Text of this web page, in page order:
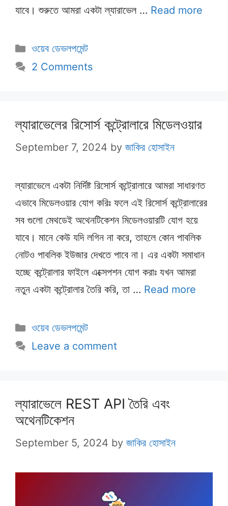
যাবে। শুরুতে আমরা একটা ল্যারাভেল … Read more
Categories
ওয়েব ডেভলপমেন্ট
2 Comments
ল্যারাভেলের রিসোর্স কন্ট্রোলারে মিডেলওয়ার
September 7, 2024 by জাকির হোসাইন
ল্যারাভেলে একটা নির্দিষ্ট রিসোর্স কন্ট্রোলারে আমরা সাধারণত
এভাবে মিডেলওয়ার যোগ করিঃ ফলে এই রিসোর্স কন্ট্রোলারের
সব গুলো মেথডেই অথেনটিকেশন মিডেলওয়ারটি যোগ হয়ে
যাবে। মানে কেউ যদি লগিন না করে, তাহলে কোন পাবলিক
নোটও পাবলিক ইউজার দেখতে পাবে না। এর একটা সমাধান
হচ্ছে কন্ট্রোলার ফাইলে এক্সেপশন যোগ করাঃ যখন আমরা
নতুন একটা কন্ট্রোলার তৈরি করি, তা … Read more
Categories
ওয়েব ডেভলপমেন্ট
Leave a comment
ল্যারাভেলে REST API তৈরি এবং
অথেনটিকেশন
September 5, 2024 by জাকির হোসাইন